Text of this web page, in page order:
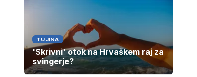
TUJINA
'Skrivni' otok na Hrvaškem raj za
svingerje?